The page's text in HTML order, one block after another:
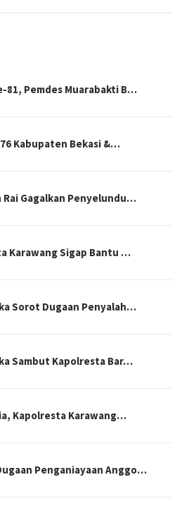
81, Pemdes Muarabakti B…
Kabupaten Bekasi &…
Rai Gagalkan Penyelundu…
Karawang Sigap Bantu …
Sorot Dugaan Penyalah…
Sambut Kapolresta Bar…
Kapolresta Karawang…
Penganiayaan Anggo…